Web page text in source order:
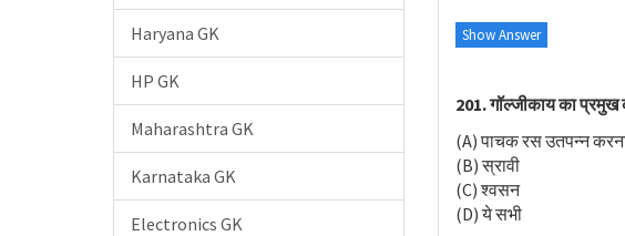
Show Answer
201. गॉल्जीकाय का प्रमुख
(A) पाचक रस उतपन्न
(B) स्रावी
(C) श्वसन
(D) ये सभी
Haryana GK
HP GK
Maharashtra GK
Karnataka GK
Electronics GK